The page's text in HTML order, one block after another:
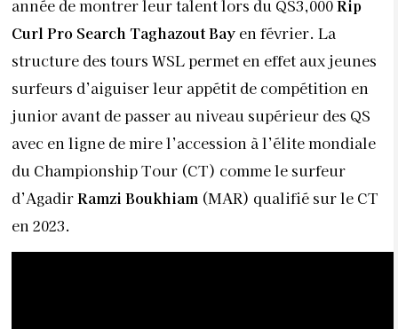
année de montrer leur talent lors du QS3,000Rip
Curl Pro Search Taghazout Bay en février. La
structure des tours WSL permet en effet aux jeunes
surfeurs d’aiguiser leur appétit de compétition en
junior avant de passer au niveau supérieur des QS
avec en ligne de mire l’accession à l’élite mondiale
du Championship Tour (CT) comme le surfeur
d’AgadirRamzi Boukhiam (MAR) qualifié sur le CT
en 2023.